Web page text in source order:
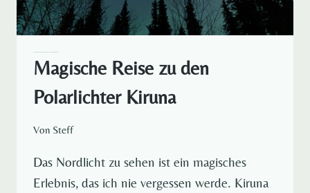
Magische Reise zu den
Polarlichter Kiruna
Von Steff
Das Nordlicht zu sehen ist ein magisches
Erlebnis, das ich nie vergessen werde. Kiruna